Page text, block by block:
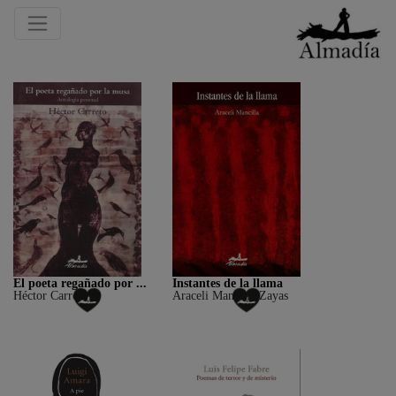
El poeta regañado por ...
Héctor Carreto
Instantes de la llama
Araceli Mancilla Zayas